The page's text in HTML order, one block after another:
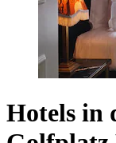
Hotels in